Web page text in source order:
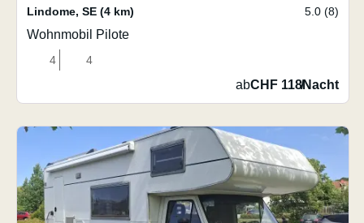
Lindome, SE (4 km) 5.0 (8)
Wohnmobil Pilote
4 4
abCHF 118/Nacht